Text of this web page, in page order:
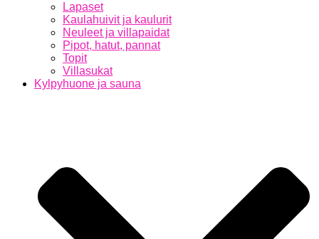
Lapaset
Kaulahuivit ja kaulurit
Neuleet ja villapaidat
Pipot, hatut, pannat
Topit
Villasukat
Kylpyhuone ja sauna